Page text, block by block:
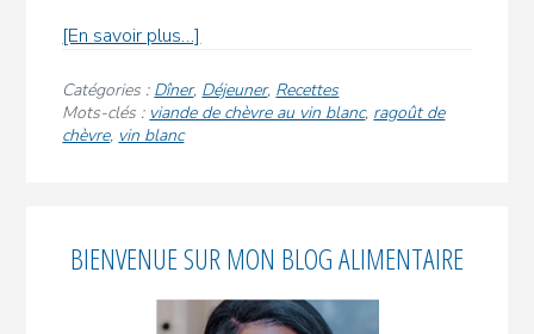
[En savoir plus…]
Le
ragoût
vin
blanc
»
Catégories : Dîner, Déjeuner, Recettes
Mots-clés : viande de chèvre au vin blanc, ragoût de
chèvre, vin blanc
principal
BIENVENUE SUR MON BLOG ALIMENTAIRE